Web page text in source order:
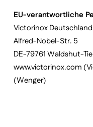
EU-verantwortliche
Victorinox
Alfred-Nobel-Str. 5
DE-79761 Waldshut-
www.victorinox.com
(Wenger)